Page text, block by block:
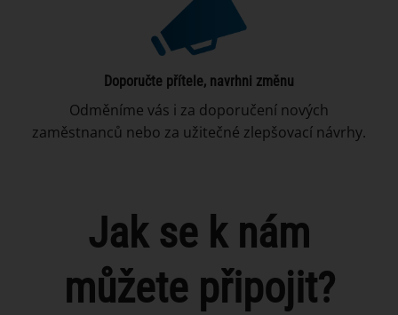
Doporučte přítele, navrhni změnu
Odměníme vás i za doporučení nových
zaměstnanců nebo za užitečné zlepšovací návrhy.
Jak se k nám
můžete připojit?